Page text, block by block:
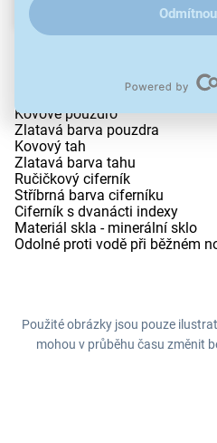
Průměr pouzdra 34,0 mm
Kovové pouzdro
Zlatavá barva pouzdra
Kovový tah
Zlatavá barva tahu
Ručičkový ciferník
Stříbrná barva ciferníku
Ciferník s dvanácti indexy
Materiál skla - minerální sklo
Odolné proti vodě při běžném
Použité obrázky jsou pouze
mohou v průběhu času změnit